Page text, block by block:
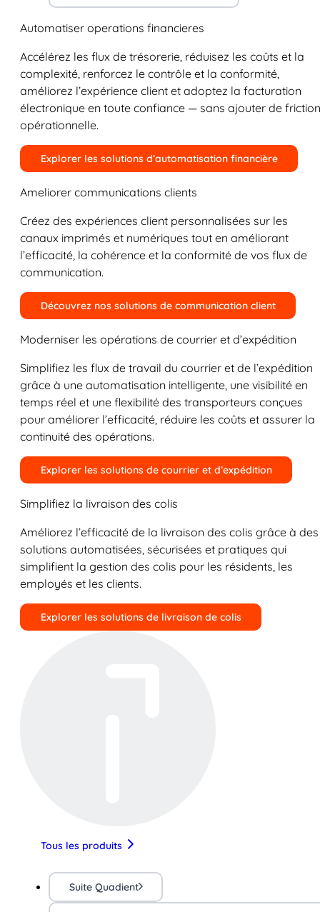
Automatiser operations financieres
Accélérez les flux de trésorerie, réduisez les coûts et la
complexité, renforcez le contrôle et la conformité,
améliorez l’expérience client et adoptez la facturation
électronique en toute confiance — sans ajouter de friction
opérationnelle.
Explorer les solutions d’automatisation financière
Ameliorer communications clients
Créez des expériences client personnalisées sur les
canaux imprimés et numériques tout en améliorant
l’efficacité, la cohérence et la conformité de vos flux de
communication.
Découvrez nos solutions de communication client
Moderniser les opérations de courrier et d’expédition
Simplifiez les flux de travail du courrier et de l’expédition
grâce à une automatisation intelligente, une visibilité en
temps réel et une flexibilité des transporteurs conçues
pour améliorer l’efficacité, réduire les coûts et assurer la
continuité des opérations.
Explorer les solutions de courrier et d’expédition
Simplifiez la livraison des colis
Améliorez l’efficacité de la livraison des colis grâce à des
solutions automatisées, sécurisées et pratiques qui
simplifient la gestion des colis pour les résidents, les
employés et les clients.
Explorer les solutions de livraison de colis
Tous les produits
Suite Quadient